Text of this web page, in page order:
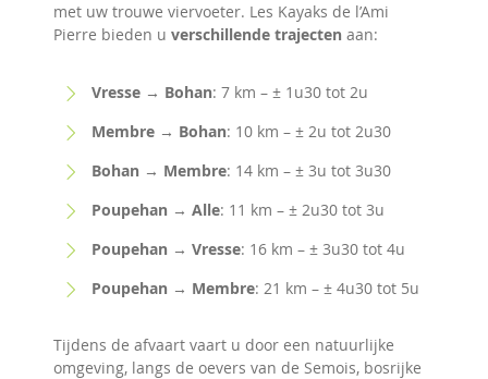
met uw trouwe viervoeter. Les Kayaks de l’Ami
Pierre bieden u verschillende trajecten aan:
Vresse → Bohan: 7 km – ± 1u30 tot 2u
Membre → Bohan: 10 km – ± 2u tot 2u30
Bohan → Membre: 14 km – ± 3u tot 3u30
Poupehan → Alle: 11 km – ± 2u30 tot 3u
Poupehan → Vresse: 16 km – ± 3u30 tot 4u
Poupehan → Membre: 21 km – ± 4u30 tot 5u
Tijdens de afvaart vaart u door een natuurlijke
omgeving, langs de oevers van de Semois, bosrijke